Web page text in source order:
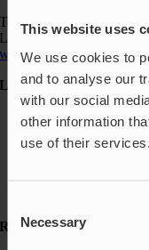
This website uses
We use cookies to
and to analyse our
with our social
other information
use of their services.
Selection
Necessary
Telefon: +46 454 185 10
Logistik: +46 72 559 94
wapro@wapro.com
Lösningar
Avstängning &
Akvakultur
Bostäder
Resurser